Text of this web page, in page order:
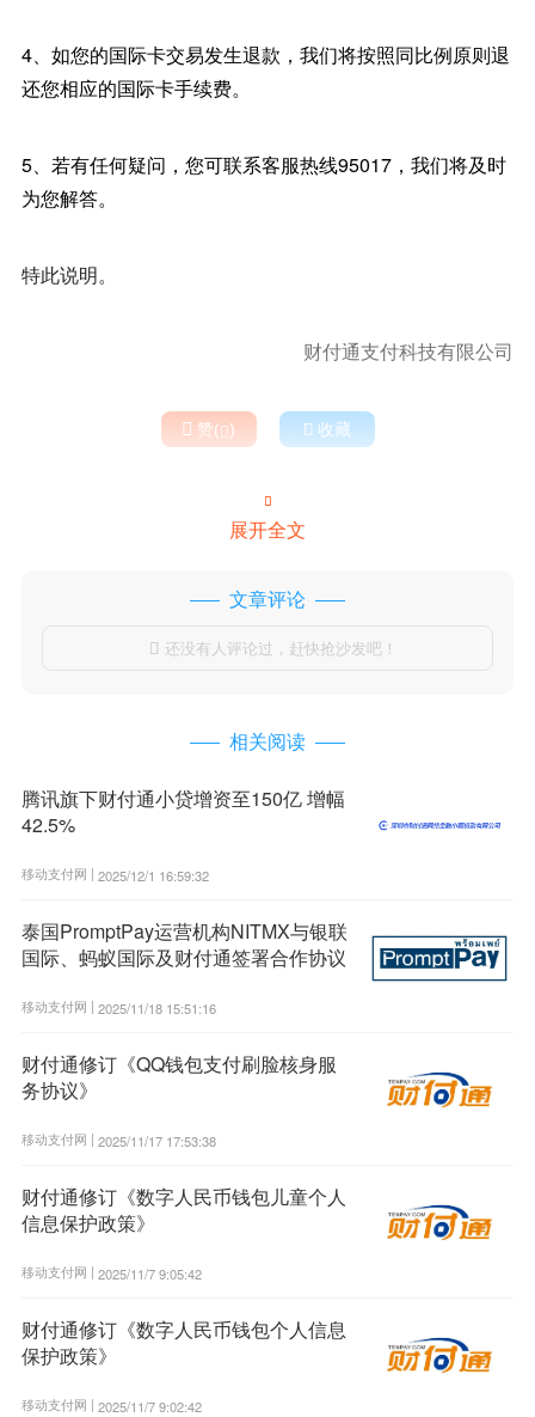
4、如您的国际卡交易发生退款，我们将按照同比例原则退
还您相应的国际卡手续费。
5、若有任何疑问，您可联系客服热线95017，我们将及时
为您解答。
特此说明。
财付通支付科技有限公司
 赞()  收藏

展开全文
文章评论
 还没有人评论过，赶快抢沙发吧！
相关阅读
腾讯旗下财付通小贷增资至150亿 增幅
42.5%
移动支付网 | 2025/12/1 16:59:32
泰国PromptPay运营机构NITMX与银联
国际、蚂蚁国际及财付通签署合作协议
移动支付网 | 2025/11/18 15:51:16
财付通修订《QQ钱包支付刷脸核身服
务协议》
移动支付网 | 2025/11/17 17:53:38
财付通修订《数字人民币钱包儿童个人
信息保护政策》
移动支付网 | 2025/11/7 9:05:42
财付通修订《数字人民币钱包个人信息
保护政策》
移动支付网 | 2025/11/7 9:02:42